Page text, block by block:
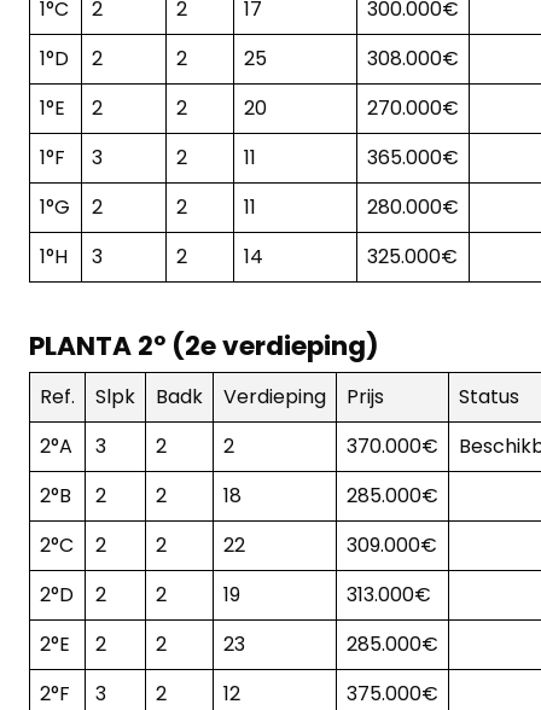
1°C 2 2 17
300.000€
1°D
2 2 25
308.000€
1°E
2 2 20
270.000€
1°F
3 2 11
365.000€
1°G
2 2 11
280.000€
1°H
3 2 14 325.000€
PLANTA 2º (2e verdieping)
Ref. Slpk Badk Verdieping Prijs
Status
2°A
3 2 2 370.000€
2°B
2 2 18
285.000€
2°C
2 2 22
309.000€
2°D
2 2 19
313.000€
2°E
2 2 23
285.000€
2°F
3 2 12
375.000€